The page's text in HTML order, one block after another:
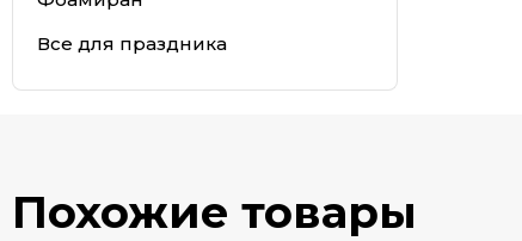
Все для праздника
Похожие товары